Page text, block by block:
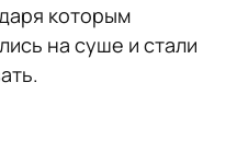
которым
на суше и стали